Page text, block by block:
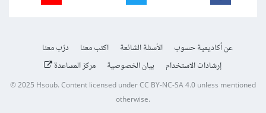
عن أكاديمية حسوب الأسئلة الشائعة اكتب معنا
درّب معنا
إرشادات الاستخدام
بيان الخصوصية مركز المساعدة
© 2025Hsoub.Content licensed underCC BY-NC-SA 4.0unless mentioned
otherwise.